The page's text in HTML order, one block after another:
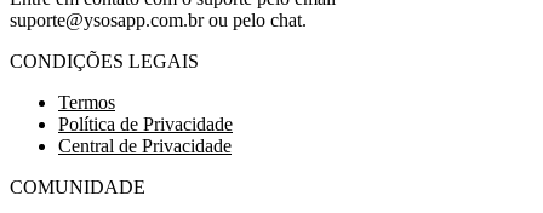
suporte@ysosapp.com.brou pelo chat.
CONDIÇÕES LEGAIS
Termos
Política de Privacidade
Central de Privacidade
COMUNIDADE